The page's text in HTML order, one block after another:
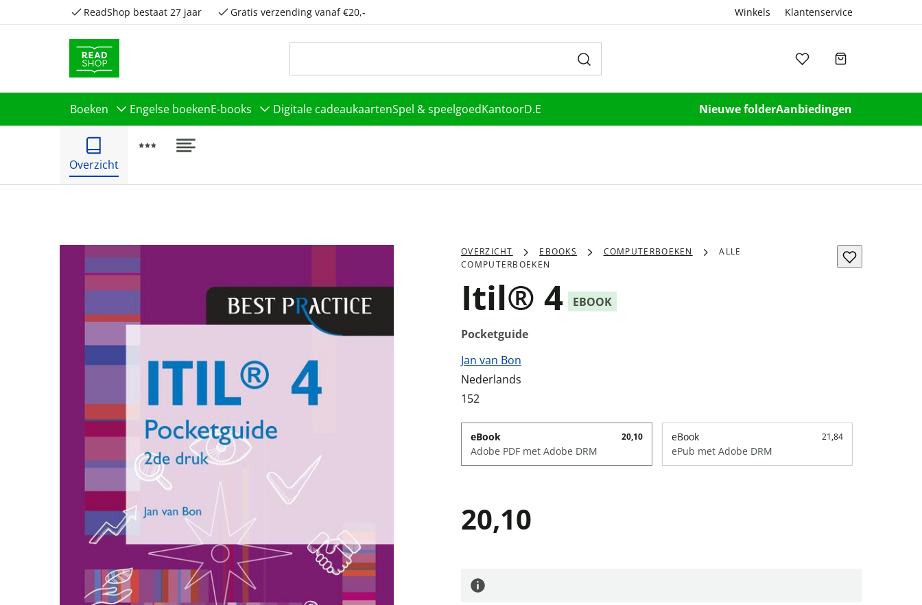
ReadShop bestaat 27 jaar Gratis verzending vanaf €20,- Winkels Klantenservice
Boeken Engelse boekenE-books Digitale cadeaukaartenSpel & speelgoedKantoorD.E Nieuwe folderAanbiedingen
Overzicht
OVERZICHT EBOOKS COMPUTERBOEKEN
ALLE
COMPUTERBOEKEN
Itil® 4 EBOOK
Pocketguide
Jan van Bon
Nederlands
152
eBook 20,10
Adobe PDF met Adobe DRM
eBook 21,84
ePub met Adobe DRM
20,10